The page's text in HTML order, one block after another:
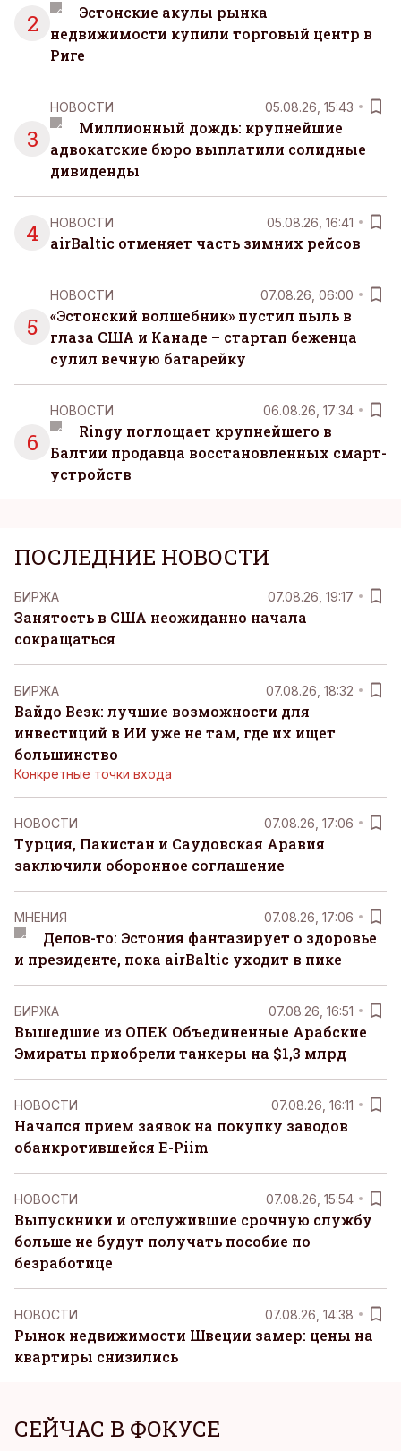
2
Эстонские акулы рынка
недвижимости купили торговый центр в
Риге
3
НОВОСТИ 05.08.26, 15:43
Миллионный дождь: крупнейшие
адвокатские бюро выплатили солидные
дивиденды
4 НОВОСТИ 05.08.26, 16:41
airBaltic отменяет часть зимних рейсов
5
НОВОСТИ 07.08.26, 06:00
«Эстонский волшебник» пустил пыль в
глаза США и Канаде – стартап беженца
сулил вечную батарейку
6
НОВОСТИ 06.08.26, 17:34
Ringy поглощает крупнейшего в
Балтии продавца восстановленных смарт-
устройств
ПОСЛЕДНИЕ НОВОСТИ
БИРЖА 07.08.26, 19:17
Занятость в США неожиданно начала
сокращаться
БИРЖА 07.08.26, 18:32
Вайдо Веэк: лучшие возможности для
инвестиций в ИИ уже не там, где их ищет
большинство
Конкретные точки входа
НОВОСТИ 07.08.26, 17:06
Турция, Пакистан и Саудовская Аравия
заключили оборонное соглашение
MНЕНИЯ 07.08.26, 17:06
Делов-то: Эстония фантазирует о здоровье
и президенте, пока airBaltic уходит в пике
БИРЖА 07.08.26, 16:51
Вышедшие из ОПЕК Объединенные Арабские
Эмираты приобрели танкеры на $1,3 млрд
НОВОСТИ 07.08.26, 16:11
Начался прием заявок на покупку заводов
обанкротившейся E-Piim
НОВОСТИ 07.08.26, 15:54
Выпускники и отслужившие срочную службу
больше не будут получать пособие по
безработице
НОВОСТИ 07.08.26, 14:38
Рынок недвижимости Швеции замер: цены на
квартиры снизились
СЕЙЧАС В ФОКУСЕ